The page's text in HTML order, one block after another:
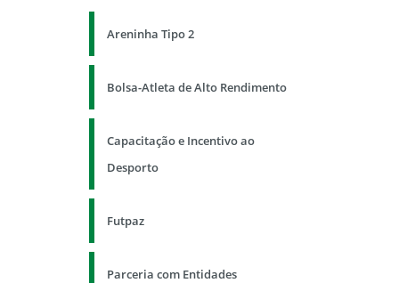
Areninha Tipo 2
Bolsa-Atleta de Alto Rendimento
Capacitação e Incentivo ao
Desporto
Futpaz
Parceria com Entidades